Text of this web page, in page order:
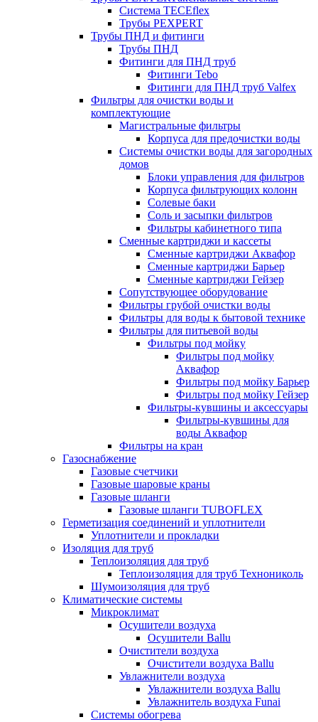
Система TECEflex
Трубы PEXPERT
Трубы ПНД и фитинги
Трубы ПНД
Фитинги для ПНД труб
Фитинги Tebo
Фитинги для ПНД труб Valfex
Фильтры для очистки воды и
комплектующие
Магистральные фильтры
Корпуса для предочистки воды
Системы очистки воды для загородных
домов
Блоки управления для фильтров
Корпуса фильтрующих колонн
Солевые баки
Соль и засыпки фильтров
Фильтры кабинетного типа
Сменные картриджи и кассеты
Сменные картриджи Аквафор
Сменные картриджи Барьер
Сменные картриджи Гейзер
Сопутствующее оборудование
Фильтры грубой очистки воды
Фильтры для воды к бытовой технике
Фильтры для питьевой воды
Фильтры под мойку
Фильтры под мойку
Аквафор
Фильтры под мойку Барьер
Фильтры под мойку Гейзер
Фильтры-кувшины и аксессуары
Фильтры-кувшины для
воды Аквафор
Фильтры на кран
Газоснабжение
Газовые счетчики
Газовые шаровые краны
Газовые шланги
Газовые шланги TUBOFLEX
Герметизация соединений и уплотнители
Уплотнители и прокладки
Изоляция для труб
Теплоизоляция для труб
Теплоизоляция для труб Технониколь
Шумоизоляция для труб
Климатические системы
Микроклимат
Осушители воздуха
Осушители Ballu
Очистители воздуха
Очистители воздуха Ballu
Увлажнители воздуха
Увлажнители воздуха Ballu
Увлажнитель воздуха Funai
Системы обогрева